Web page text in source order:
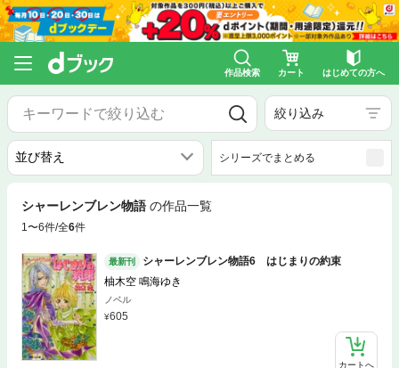
作品検索 カート はじめての方へ
絞り込み
シリーズでまとめる
シャーレンブレン物語 の作品一覧
1〜6件/全6件
最新刊
シャーレンブレン物語6 はじまりの約束
柚木空 鳴海ゆき
ノベル
605
カートへ